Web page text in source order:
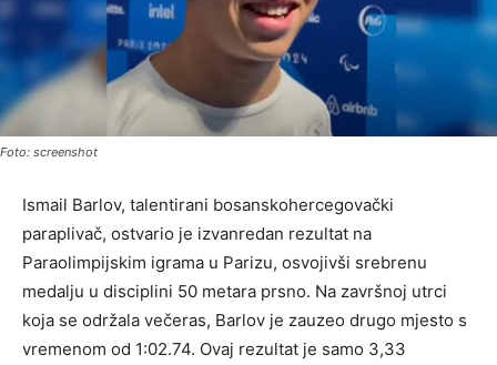
Foto: screenshot
Ismail Barlov, talentirani bosanskohercegovački
paraplivač, ostvario je izvanredan rezultat na
Paraolimpijskim igrama u Parizu, osvojivši srebrenu
medalju u disciplini 50 metara prsno. Na završnoj utrci
koja se održala večeras, Barlov je zauzeo drugo mjesto s
vremenom od 1:02.74. Ovaj rezultat je samo 3,33